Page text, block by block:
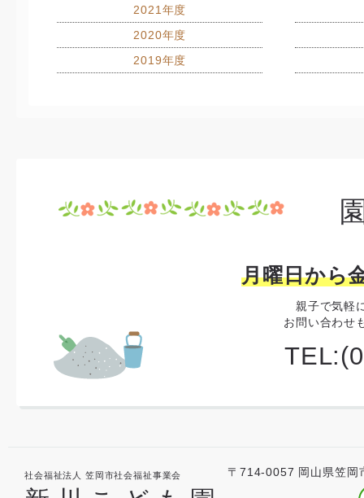
2021年度
2020年度
2019年度
月曜日から
親子で気軽
お問い合わせ
社会福祉法人 笠岡市社会福祉事業会 〒714-0057 岡山県笠岡